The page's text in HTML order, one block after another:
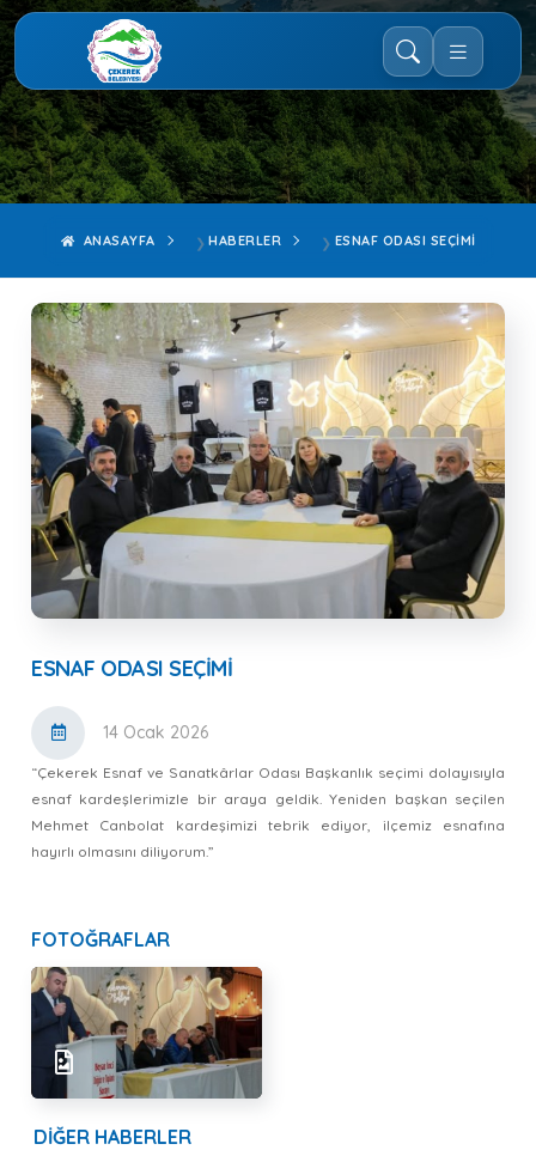
ANASAYFA HABERLER ESNAF ODASI SEÇIMI
ESNAF ODASI SEÇIMI
14 Ocak 2026
“Çekerek Esnaf ve Sanatkârlar Odası Başkanlık seçimi dolayısıyla
esnaf kardeşlerimizle bir araya geldik. Yeniden başkan seçilen
Mehmet Canbolat kardeşimizi tebrik ediyor, ilçemiz esnafına
hayırlı olmasını diliyorum.”
FOTOĞRAFLAR
DİĞER HABERLER